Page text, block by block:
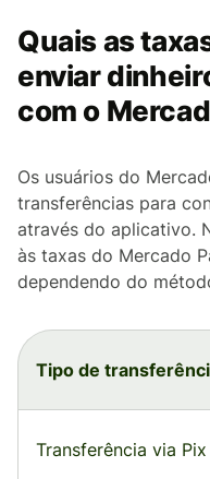
Quais as
enviar
com o
Os usuários do
transferências para
através do aplicativo.
às taxas do Mercado
dependendo do
Tipo de
Transferência via Pix